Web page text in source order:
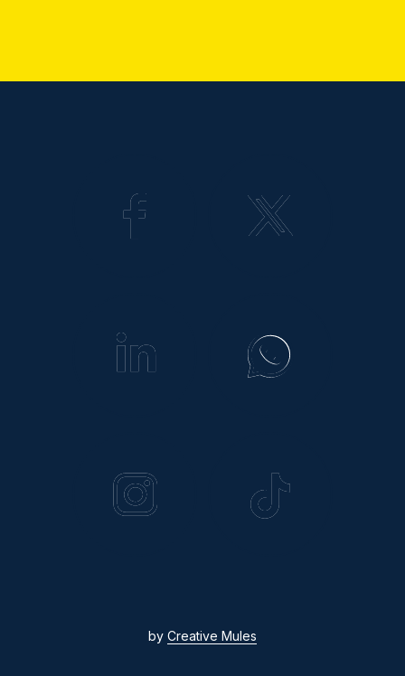
by Creative Mules